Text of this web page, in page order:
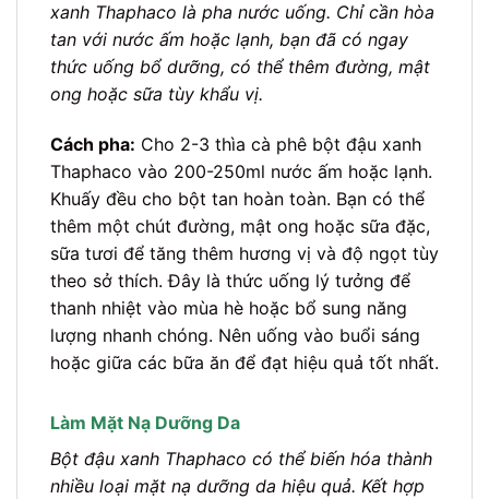
xanh Thaphaco là pha nước uống. Chỉ cần hòa
tan với nước ấm hoặc lạnh, bạn đã có ngay
thức uống bổ dưỡng, có thể thêm đường, mật
ong hoặc sữa tùy khẩu vị.
Cách pha: Cho 2-3 thìa cà phê bột đậu xanh
Thaphaco vào 200-250ml nước ấm hoặc lạnh.
Khuấy đều cho bột tan hoàn toàn. Bạn có thể
thêm một chút đường, mật ong hoặc sữa đặc,
sữa tươi để tăng thêm hương vị và độ ngọt tùy
theo sở thích. Đây là thức uống lý tưởng để
thanh nhiệt vào mùa hè hoặc bổ sung năng
lượng nhanh chóng. Nên uống vào buổi sáng
hoặc giữa các bữa ăn để đạt hiệu quả tốt nhất.
Làm Mặt Nạ Dưỡng Da
Bột đậu xanh Thaphaco có thể biến hóa thành
nhiều loại mặt nạ dưỡng da hiệu quả. Kết hợp